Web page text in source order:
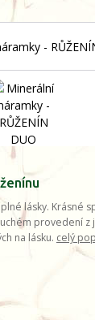
lásky. Krásné
provedení z
na lásku. celý